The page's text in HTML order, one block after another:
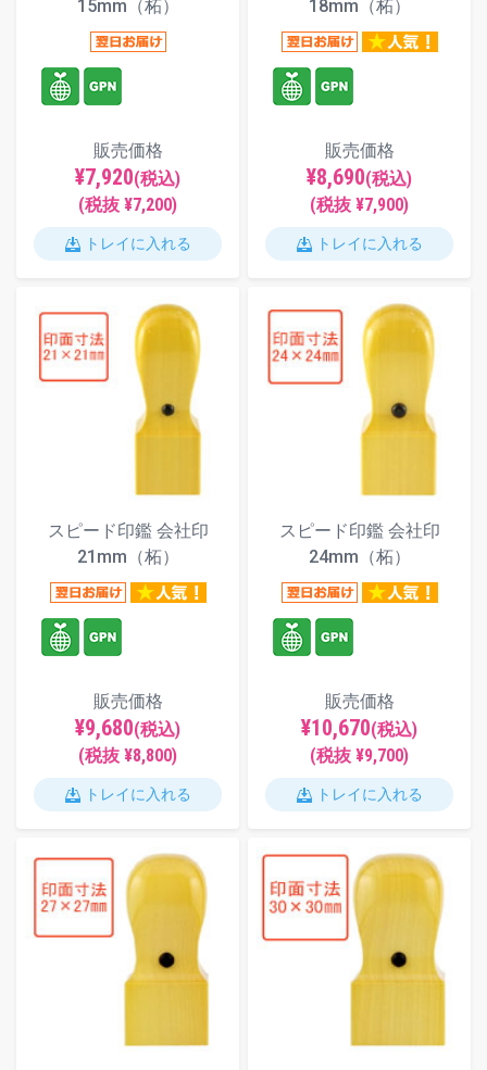
15mm（柘）
販売価格
¥7,920(税込)
(税抜 ¥7,200)
トレイに入れる
18mm（柘）
販売価格
¥8,690(税込)
(税抜 ¥7,900)
トレイに入れる
スピード印鑑 会社印
21mm（柘）
販売価格
¥9,680(税込)
(税抜 ¥8,800)
トレイに入れる
スピード印鑑 会社印
24mm（柘）
販売価格
¥10,670(税込)
(税抜 ¥9,700)
トレイに入れる